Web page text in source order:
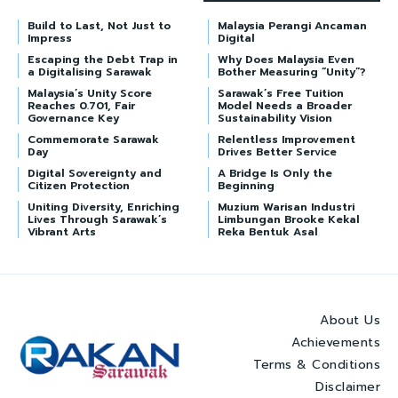
Build to Last, Not Just to
Impress
Malaysia Perangi Ancaman
Digital
Escaping the Debt Trap in
a Digitalising Sarawak
Why Does Malaysia Even
Bother Measuring “Unity”?
Malaysia’s Unity Score
Reaches 0.701, Fair
Governance Key
Sarawak’s Free Tuition
Model Needs a Broader
Sustainability Vision
Commemorate Sarawak
Day
Relentless Improvement
Drives Better Service
Digital Sovereignty and
Citizen Protection
A Bridge Is Only the
Beginning
Uniting Diversity, Enriching
Lives Through Sarawak’s
Vibrant Arts
Muzium Warisan Industri
Limbungan Brooke Kekal
Reka Bentuk Asal
About Us
Achievements
Terms & Conditions
Disclaimer